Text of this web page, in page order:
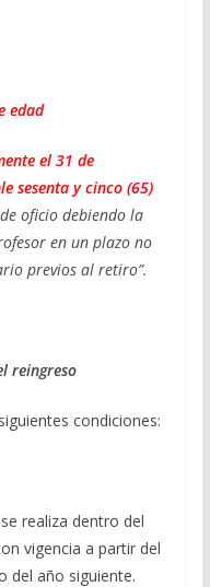
edad
el 31 de
sesenta y cinco (65)
oficio debiendo la
en un plazo no
previos al retiro”.
reingreso
condiciones:
realiza dentro del
vigencia a partir del
del año siguiente.